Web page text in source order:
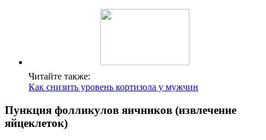
Читайте также:
Как снизить уровень кортизола у мужчин
Пункция фолликулов яичников (извлечение
яйцеклеток)